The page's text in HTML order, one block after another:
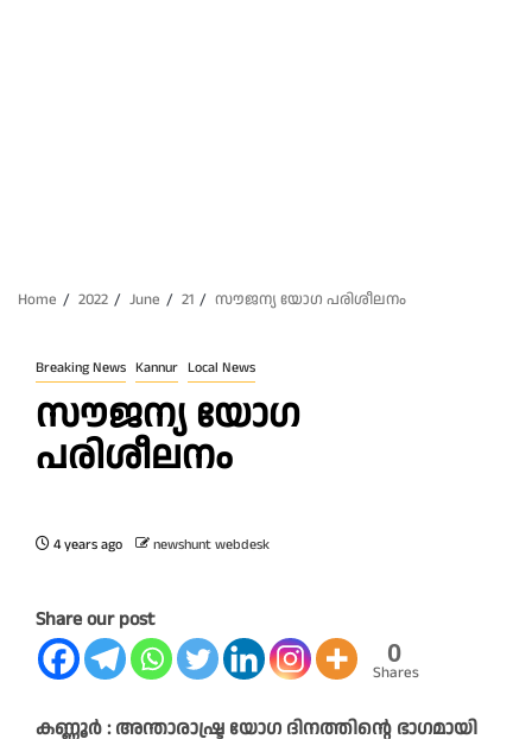
Home 2022 June 21 സൗജന്യ യോഗ പരിശീലനം
Breaking News Kannur Local News
സൗജന്യ യോഗ
പരിശീലനം
4 years ago newshunt webdesk
Share our post
0
Shares
കണ്ണൂർ : അന്താരാഷ്ട്ര യോഗ ദിനത്തിന്റെ ഭാഗമായി